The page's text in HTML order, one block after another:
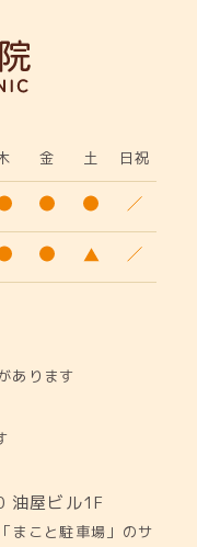
金 土 日祝
あります
油屋ビル1F
まこと駐車場」のサ